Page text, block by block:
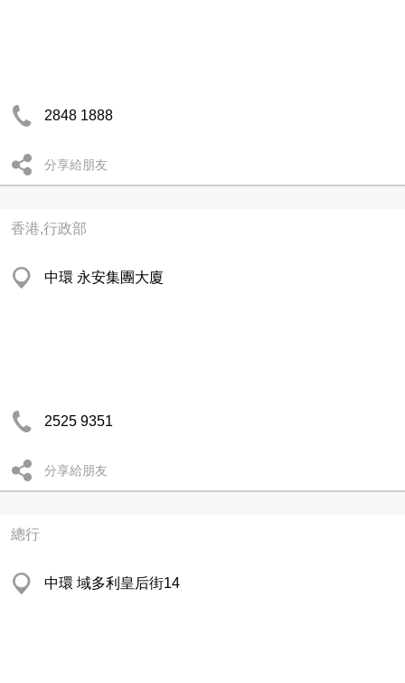
2848 1888
分享給朋友
香港,行政部
中環 永安集團大廈
2525 9351
分享給朋友
總行
中環 域多利皇后街14